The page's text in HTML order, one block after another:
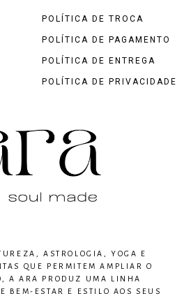
POLÍTICA DE TROCA
POLÍTICA DE PAGAMENTO
POLÍTICA DE ENTREGA
POLÍTICA DE PRIVACIDADE
ASTROLOGIA, YOGA E
QUE PERMITEM AMPLIAR O
A ARA PRODUZ UMA LINHA
BEM-ESTAR E ESTILO AOS SEUS